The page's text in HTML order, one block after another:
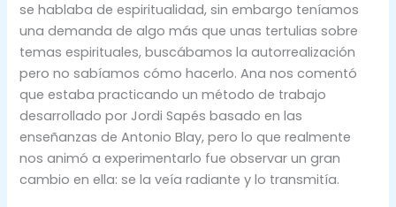
se hablaba de espiritualidad, sin embargo teníamos
una demanda de algo más que unas tertulias sobre
temas espirituales, buscábamos la autorrealización
pero no sabíamos cómo hacerlo. Ana nos comentó
que estaba practicando un método de trabajo
desarrollado por Jordi Sapés basado en las
enseñanzas de Antonio Blay, pero lo que realmente
nos animó a experimentarlo fue observar un gran
cambio en ella: se la veía radiante y lo transmitía.